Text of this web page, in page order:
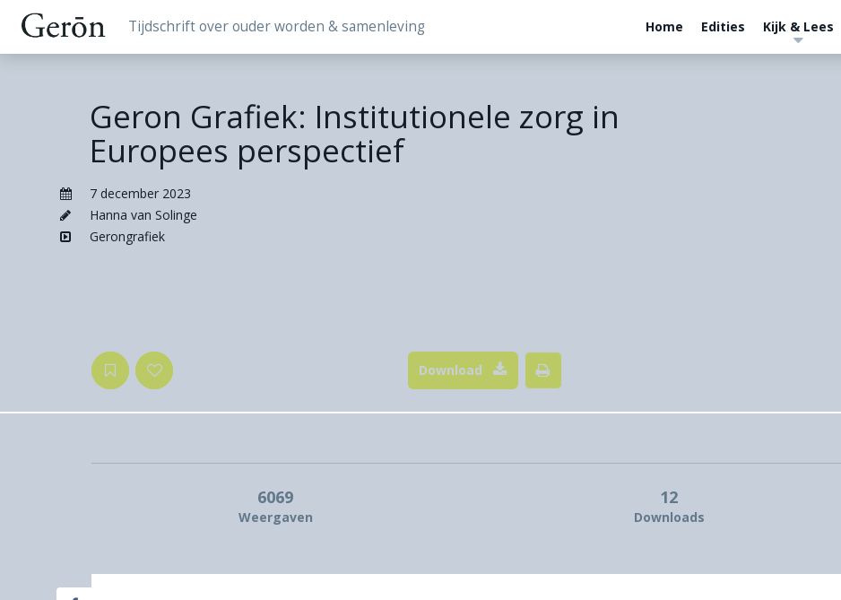
Tijdschrift over ouder worden & samenleving Home Edities Kijk & Lees
Geron Grafiek: Institutionele zorg in
Europees perspectief
7 december 2023
Hanna van Solinge
Gerongrafiek
Download
6069
Weergaven
12
Downloads